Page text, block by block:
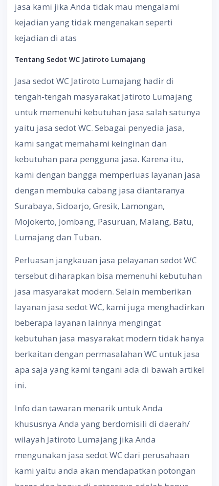
jasa kami jika Anda tidak mau mengalami
kejadian yang tidak mengenakan seperti
kejadian di atas
Tentang Sedot WC Jatiroto Lumajang
Jasa sedot WC Jatiroto Lumajang hadir di
tengah-tengah masyarakat Jatiroto Lumajang
untuk memenuhi kebutuhan jasa salah satunya
yaitu jasa sedot WC. Sebagai penyedia jasa,
kami sangat memahami keinginan dan
kebutuhan para pengguna jasa. Karena itu,
kami dengan bangga memperluas layanan jasa
dengan membuka cabang jasa diantaranya
Surabaya, Sidoarjo, Gresik, Lamongan,
Mojokerto, Jombang, Pasuruan, Malang, Batu,
Lumajang dan Tuban.
Perluasan jangkauan jasa pelayanan sedot WC
tersebut diharapkan bisa memenuhi kebutuhan
jasa masyarakat modern. Selain memberikan
layanan jasa sedot WC, kami juga menghadirkan
beberapa layanan lainnya mengingat
kebutuhan jasa masyarakat modern tidak hanya
berkaitan dengan permasalahan WC untuk jasa
apa saja yang kami tangani ada di bawah artikel
ini.
Info dan tawaran menarik untuk Anda
khususnya Anda yang berdomisili di daerah/
wilayah Jatiroto Lumajang jika Anda
mengunakan jasa sedot WC dari perusahaan
kami yaitu anda akan mendapatkan potongan